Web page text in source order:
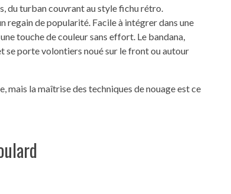
du turban couvrant au style fichu rétro.
regain de popularité. Facile à intégrer dans une
touche de couleur sans effort. Le bandana,
se porte volontiers noué sur le front ou autour
mais la maîtrise des techniques de nouage est ce